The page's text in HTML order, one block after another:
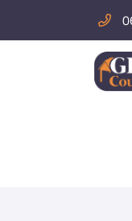
19 Rue Saint
78660 Saint-
06 75 90 34 64